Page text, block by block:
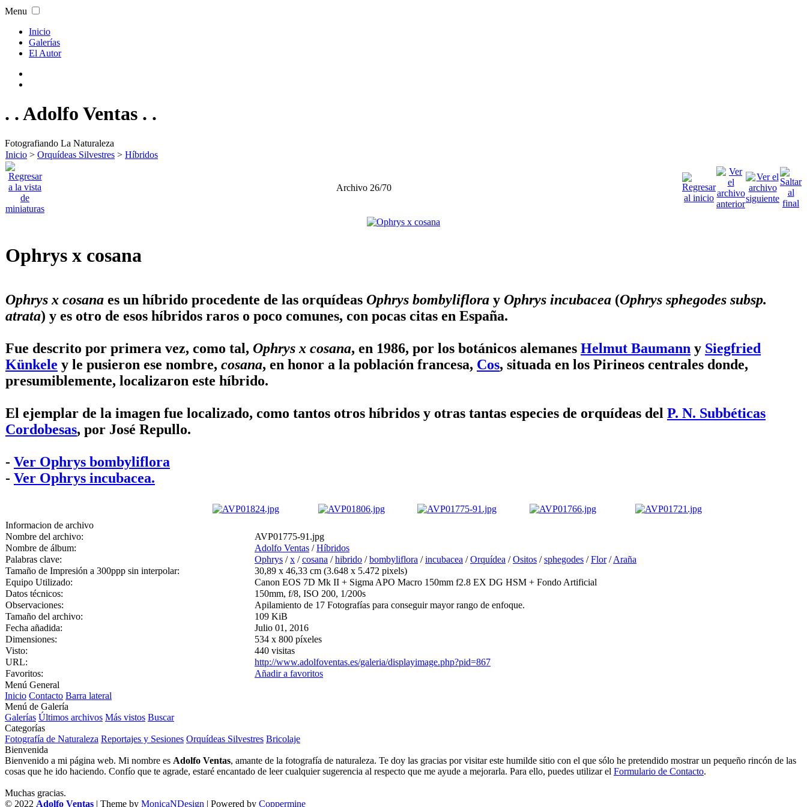
Menu
Inicio
Galerías
El Autor
. . Adolfo Ventas . .
Fotografiando La Naturaleza
Inicio > Orquídeas Silvestres > Híbridos
Archivo 26/70
Ophrys x cosana
Ophrys x cosana es un híbrido procedente de las orquídeas Ophrys bombyliflora y Ophrys incubacea (Ophrys sphegodes subsp.
atrata) y es otro de esos híbridos raros o poco comunes, con pocas citas en España.
Fue descrito por primera vez, como tal, Ophrys x cosana, en 1986, por los botánicos alemanes Helmut Baumann y Siegfried
Künkele y le pusieron ese nombre, cosana, en honor a la población francesa, Cos, situada en los Pirineos centrales donde,
presumiblemente, localizaron este híbrido.
El ejemplar de la imagen fue localizado, como tantos otros híbridos y otras tantas especies de orquídeas del P. N. Subbéticas
Cordobesas, por José Repullo.
- Ver Ophrys bombyliflora
- Ver Ophrys incubacea.
Informacion de archivo
Nombre del archivo:
AVP01775-91.jpg
Nombre de álbum:
Adolfo Ventas /Híbridos
Palabras clave:
Ophrys /x /cosana /hibrido /bombyliflora /incubacea /Orquídea /Ositos /sphegodes /Flor/Araña
Tamaño de Impresión a 300ppp sin interpolar:
30,89 x 46,33 cm (3.648 x 5.472 pixels)
Equipo Utilizado:
Canon EOS 7D Mk II + Sigma APO Macro 150mm f2.8 EX DG HSM + Fondo Artificial
Datos técnicos:
150mm, f/8, ISO 200, 1/200s
Observaciones:
Apilamiento de 17 Fotografías para conseguir mayor rango de enfoque.
Tamaño del archivo:
109 KiB
Fecha añadida:
Julio 01, 2016
Dimensiones:
534 x 800 píxeles
Visto:
440 visitas
URL:
http://www.adolfoventas.es/galeria/displayimage.php?pid=867
Favoritos:
Añadir a favoritos
Menú General
Inicio Contacto Barra lateral
Menú de Galería
Galerías Últimos archivos Más vistos Buscar
Categorías
Fotografía de Naturaleza Reportajes y Sesiones Orquídeas Silvestres Bricolaje
Bienvenida
Bienvenido a mi página web. Mi nombre es Adolfo Ventas, amante de la fotografía de naturaleza. Te doy las gracias por visitar este humilde sitio con el que sólo he pretendido mostrar un pequeño rincón de las
cosas que he ido haciendo. Confío que te agrade, estaré encantado de leer cualquier sugerencia al respecto que me ayude a mejorarla. Para ello, puedes utilizar el Formulario de Contacto.
Muchas gracias.
© 2022 Adolfo Ventas | Theme by MonicaNDesign | Powered by Coppermine